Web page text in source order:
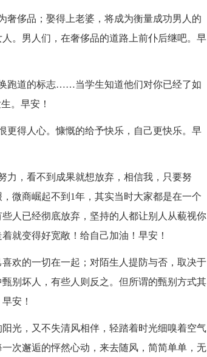
奢侈品；娶得上老婆，将成为衡量成功男人的
。男人们，在奢侈品的道路上前仆后继吧。早
跑道的标志……当学生知道他们对你已经了如
。早安！
更得人心。慷慨的给予快乐，自己更快乐。早
力，看不到成果就想放弃，相信我，只要努
微商崛起不到1年，其实当时大家都是在一个
人已经彻底放弃，坚持的人都让别人从藐视你
就变得好宽敞！给自己加油！早安！
欢的一切在一起；对陌生人提防与否，取决于
别坏人，有些人则反之。但所谓的甄别方式其
安！
光，又不失清风相伴，轻踏着时光细嗅着空气
次邂逅的怦然心动，来去随风，简简单单，无